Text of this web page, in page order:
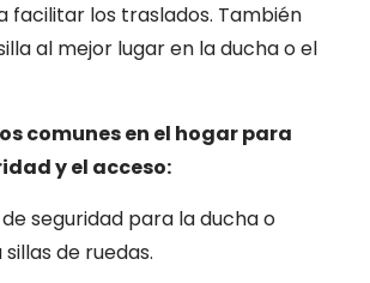
facilitar los traslados. También
al mejor lugar en la ducha o el
comunes en el hogar para
y el acceso:
seguridad para la ducha o
de ruedas.